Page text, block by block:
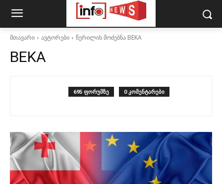
მთავარი ავტორები წერილის მოძებნა BEKA
BEKA
695 ფორუმზე 0 კომენტარები